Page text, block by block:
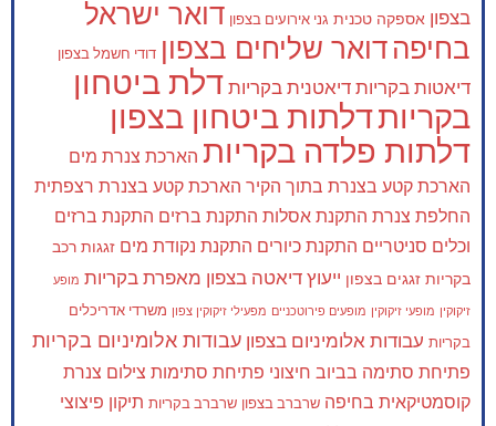
בצפון אספקה טכנית גני אירועים בצפון דואר ישראל
בחיפה דואר שליחים בצפון דודי חשמל בצפון
דיאטות בקריות דיאטנית בקריות דלת ביטחון
בקריותדלתות ביטחון בצפון
דלתות פלדה בקריות הארכת צנרת מים
הארכת קטע בצנרת בתוך הקיר הארכת קטע בצנרת רצפתית
החלפת צנרת התקנת אסלות התקנת ברזים התקנת ברזים
וכלים סניטריים התקנת כיורים התקנת נקודת מים זגגות רכב
בקריות זגגים בצפון ייעוץ דיאטה בצפון מאפרת בקריות מופע
זיקוקין מופעי זיקוקין מופעים פירוטכניים מפעילי זיקוקין צפון משרדי אדריכלים
בקריות עבודות אלומיניום בצפון עבודות אלומיניום בקריות
פתיחת סתימה בביוב חיצוני פתיחת סתימות צילום צנרת
קוסמטיקאית בחיפה שרברב בצפון שרברב בקריות תיקון פיצוצי